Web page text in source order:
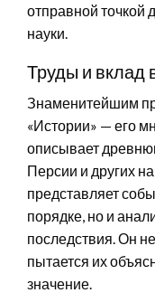
отправной точкой
науки.
Труды и вклад
Знаменитейшим
«Истории» — его
описывает
Персии и других
представляет
порядке, но и
последствия. Он
пытается их
значение.